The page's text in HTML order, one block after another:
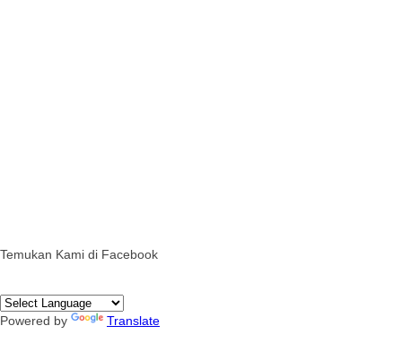
Temukan Kami di Facebook
Powered by Translate